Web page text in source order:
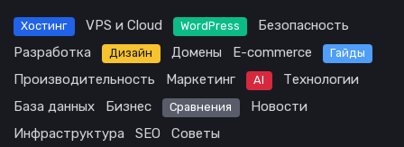
Хостинг VPS и Cloud WordPress
Безопасность
Разработка
Дизайн Домены E-commerce Гайды
Производительность Маркетинг AI
Технологии
База данных
Бизнес Сравнения
Новости
Инфраструктура
SEO Советы